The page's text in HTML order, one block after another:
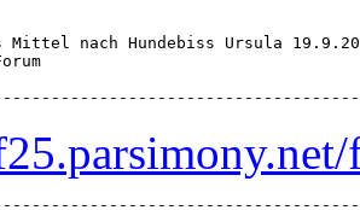
Mittel nach Hundebiss Ursula